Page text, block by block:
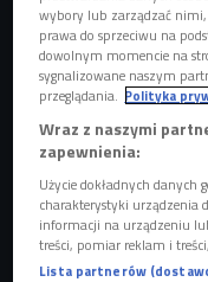
Szysza Cosplay, czyli
Cosplay to także
Szysza Cosplay.
- to jej wcielenia. -
się ją poznać i
oglądam filmy i
Pierwszym moim
Marvela. Oglądałam
których głównym
wybory lub zarządzać
prawa do sprzeciwu na
dowolnym momencie na
sygnalizowane naszym
przeglądania. Polityka
Wraz z naszymi
zapewnienia:
Użycie dokładnych danych
charakterystyki urządzenia
informacji na urządzeniu
treści, pomiar reklam i
Lista partnerów